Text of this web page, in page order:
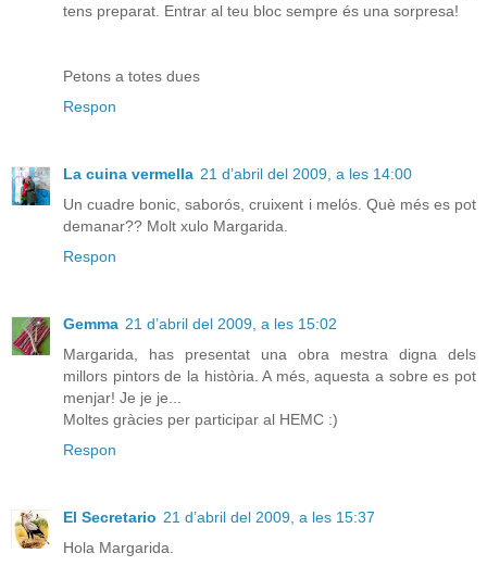
tens preparat. Entrar al teu bloc sempre és una sorpresa!
Petons a totes dues
Respon
La cuina vermella 21 d’abril del 2009, a les 14:00
Un cuadre bonic, saborós, cruixent i melós. Què més es pot
demanar?? Molt xulo Margarida.
Respon
Gemma 21 d’abril del 2009, a les 15:02
Margarida, has presentat una obra mestra digna dels
millors pintors de la història. A més, aquesta a sobre es pot
menjar! Je je je...
Moltes gràcies per participar al HEMC :)
Respon
El Secretario 21 d’abril del 2009, a les 15:37
Hola Margarida.